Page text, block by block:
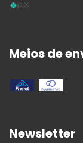
Meios de
Newsletter